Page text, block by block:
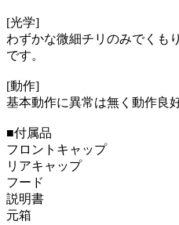
[光学]
わずかな微細チリのみでくも
です。
[動作]
基本動作に異常は無く動作良
■付属品
フロントキャップ
リアキャップ
フード
説明書
元箱